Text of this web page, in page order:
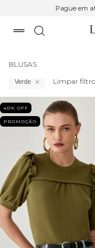
Pague em
BLUSAS
Verde Limpar
40% OFF
PROMOÇÃO